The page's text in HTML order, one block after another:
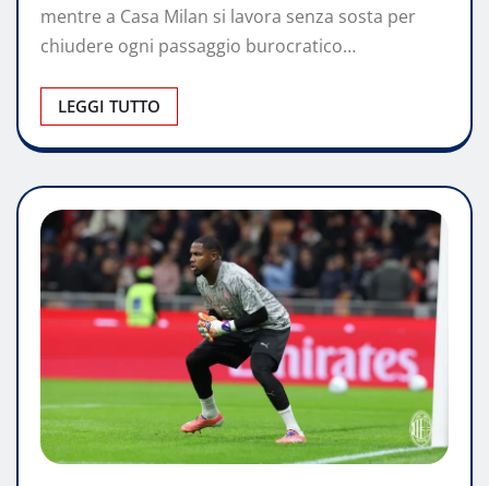
mentre a Casa Milan si lavora senza sosta per
chiudere ogni passaggio burocratico…
LEGGI TUTTO